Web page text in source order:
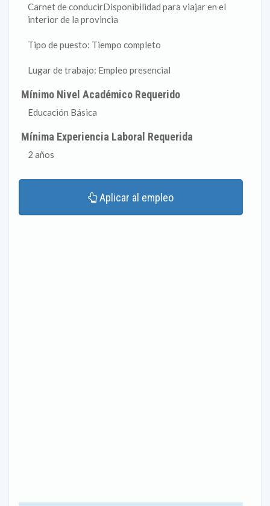
Carnet de conducirDisponibilidad para viajar en el
interior de la provincia
Tipo de puesto: Tiempo completo
Lugar de trabajo: Empleo presencial
Mínimo Nivel Académico Requerido
Educación Básica
Mínima Experiencia Laboral Requerida
2 años
Aplicar al empleo